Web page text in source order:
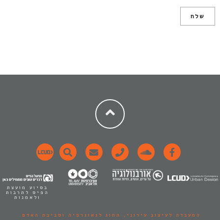
בסיוע מועצת
הפיס לתרבות
ולאמנות
המעבדה לעיצוב עירוני,
החוג לגאוגרפיה וסביבת האדם.